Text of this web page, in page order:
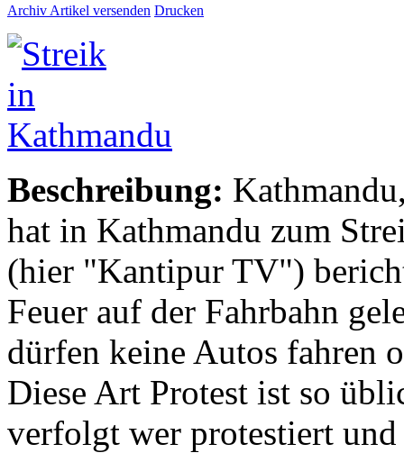
Archiv Artikel versenden Drucken
Beschreibung:
hat in Kathmandu zum
(hier "Kantipur TV")
Feuer auf der Fahrbahn
dürfen keine Autos fahren
Diese Art Protest ist so
verfolgt wer protestiert